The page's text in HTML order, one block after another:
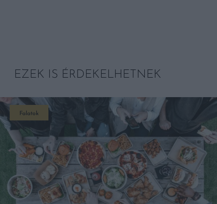
EZEK IS ÉRDEKELHETNEK
Falatok